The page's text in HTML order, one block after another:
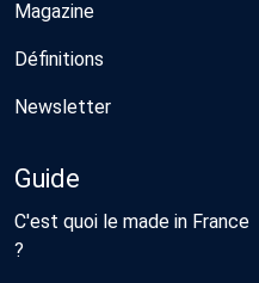
Magazine
Définitions
Newsletter
Guide
C'est quoi le made in France
?